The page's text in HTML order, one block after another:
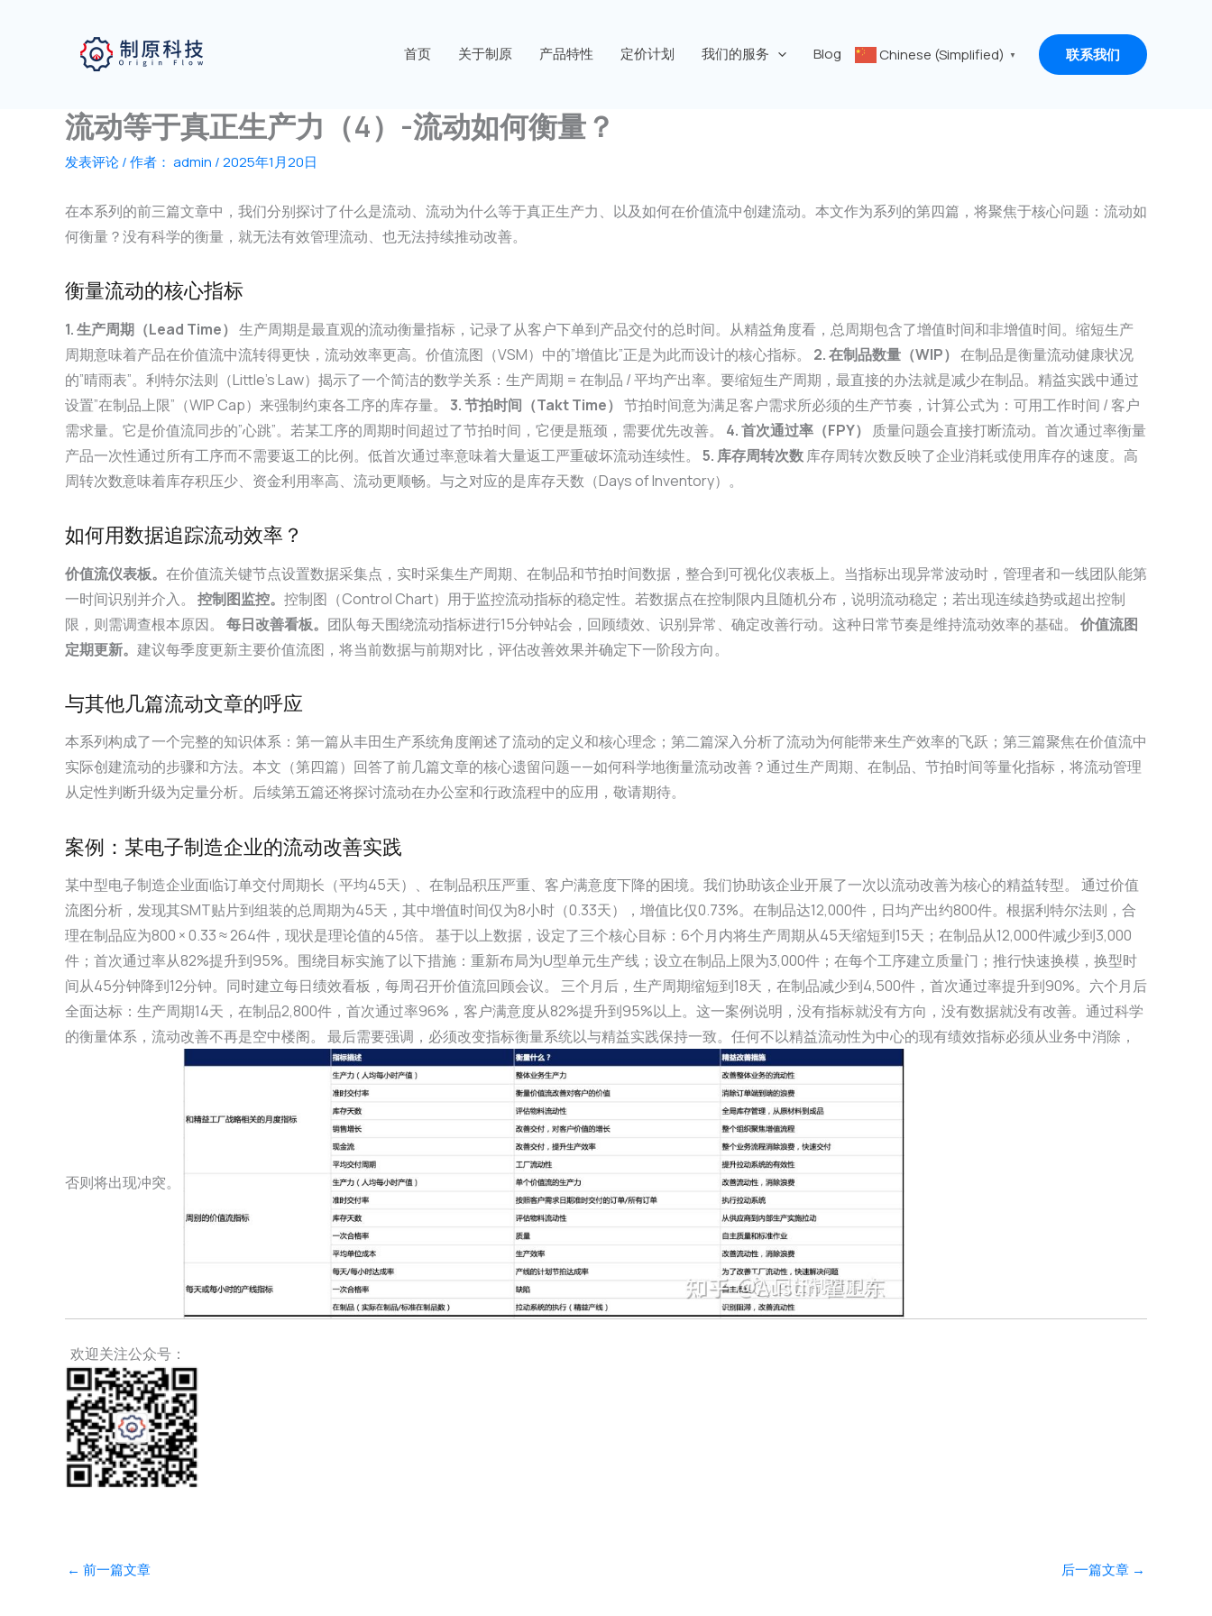
首页 关于制原 产品特性 定价计划 我们的服务 Blog Chinese (Simplified) ▼ 联系我们
流动等于真正生产力（4）-流动如何衡量？
发表评论/ 作者： admin /2025年1月20日
在本系列的前三篇文章中，我们分别探讨了什么是流动、流动为什么等于真正生产力、以及如何在价值流中创建流动。本文作为系列的第四篇，将聚焦于核心问题：流动如
何衡量？没有科学的衡量，就无法有效管理流动、也无法持续推动改善。
衡量流动的核心指标
1. 生产周期（Lead Time） 生产周期是最直观的流动衡量指标，记录了从客户下单到产品交付的总时间。从精益角度看，总周期包含了增值时间和非增值时间。缩短生产
周期意味着产品在价值流中流转得更快，流动效率更高。价值流图（VSM）中的”增值比”正是为此而设计的核心指标。 2. 在制品数量（WIP） 在制品是衡量流动健康状况
的”晴雨表”。利特尔法则（Little’s Law）揭示了一个简洁的数学关系：生产周期 = 在制品 / 平均产出率。要缩短生产周期，最直接的办法就是减少在制品。精益实践中通过
设置”在制品上限”（WIP Cap）来强制约束各工序的库存量。 3. 节拍时间（Takt Time） 节拍时间意为满足客户需求所必须的生产节奏，计算公式为：可用工作时间 / 客户
需求量。它是价值流同步的”心跳”。若某工序的周期时间超过了节拍时间，它便是瓶颈，需要优先改善。 4. 首次通过率（FPY）
质量问题会直接打断流动。首次通过率衡量
产品一次性通过所有工序而不需要返工的比例。低首次通过率意味着大量返工严重破坏流动连续性。 5. 库存周转次数 库存周转次数反映了企业消耗或使用库存的速度。高
周转次数意味着库存积压少、资金利用率高、流动更顺畅。与之对应的是库存天数（Days of Inventory）。
如何用数据追踪流动效率？
价值流仪表板。 在价值流关键节点设置数据采集点，实时采集生产周期、在制品和节拍时间数据，整合到可视化仪表板上。当指标出现异常波动时，管理者和一线团队能第
一时间识别并介入。 控制图监控。 控制图（Control Chart）用于监控流动指标的稳定性。若数据点在控制限内且随机分布，说明流动稳定；若出现连续趋势或超出控制
限，则需调查根本原因。 每日改善看板。 团队每天围绕流动指标进行15分钟站会，回顾绩效、识别异常、确定改善行动。这种日常节奏是维持流动效率的基础。 价值流图
定期更新。 建议每季度更新主要价值流图，将当前数据与前期对比，评估改善效果并确定下一阶段方向。
与其他几篇流动文章的呼应
本系列构成了一个完整的知识体系：第一篇从丰田生产系统角度阐述了流动的定义和核心理念；第二篇深入分析了流动为何能带来生产效率的飞跃；第三篇聚焦在价值流中
实际创建流动的步骤和方法。本文（第四篇）回答了前几篇文章的核心遗留问题——如何科学地衡量流动改善？通过生产周期、在制品、节拍时间等量化指标，将流动管理
从定性判断升级为定量分析。后续第五篇还将探讨流动在办公室和行政流程中的应用，敬请期待。
案例：某电子制造企业的流动改善实践
某中型电子制造企业面临订单交付周期长（平均45天）、在制品积压严重、客户满意度下降的困境。我们协助该企业开展了一次以流动改善为核心的精益转型。 通过价值
流图分析，发现其SMT贴片到组装的总周期为45天，其中增值时间仅为8小时（0.33天），增值比仅0.73%。在制品达12,000件，日均产出约800件。根据利特尔法则，合
理在制品应为800 × 0.33 ≈ 264件，现状是理论值的45倍。 基于以上数据，设定了三个核心目标：6个月内将生产周期从45天缩短到15天；在制品从12,000件减少到3,000
件；首次通过率从82%提升到95%。围绕目标实施了以下措施：重新布局为U型单元生产线；设立在制品上限为3,000件；在每个工序建立质量门；推行快速换模，换型时
间从45分钟降到12分钟。同时建立每日绩效看板，每周召开价值流回顾会议。 三个月后，生产周期缩短到18天，在制品减少到4,500件，首次通过率提升到90%。六个月后
全面达标：生产周期14天，在制品2,800件，首次通过率96%，客户满意度从82%提升到95%以上。这一案例说明，没有指标就没有方向，没有数据就没有改善。通过科学
的衡量体系，流动改善不再是空中楼阁。 最后需要强调，必须改变指标衡量系统以与精益实践保持一致。任何不以精益流动性为中心的现有绩效指标必须从业务中消除，
否则将出现冲突。
欢迎关注公众号：
← 前一篇文章 后一篇文章 →